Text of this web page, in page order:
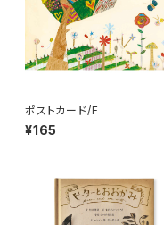
ポストカード/F
¥165